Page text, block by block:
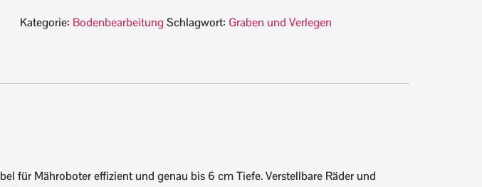
Kategorie: Bodenbearbeitung Schlagwort: Graben und Verlegen
für Mähroboter effizient und genau bis 6 cm Tiefe. Verstellbare Räder und